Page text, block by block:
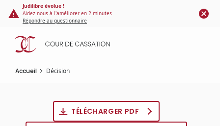
Panneau de gestion des cookies
contenu
principal
Judilibre évolue !
Aidez-nous à l'améliorer en 2 minutes
Répondre au questionnaire
Accueil Décision
TÉLÉCHARGER PDF